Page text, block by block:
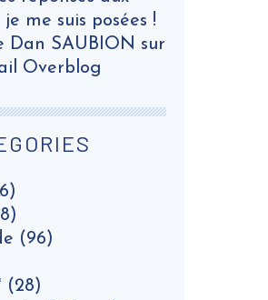
(96)
(28)
me suis posées !
Dan SAUBION sur
Overblog